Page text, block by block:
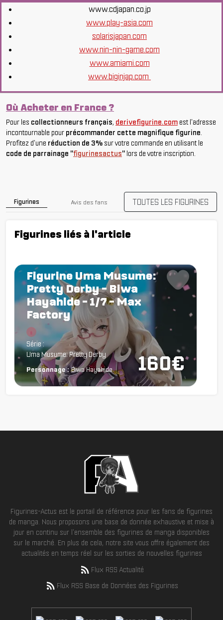
www.cdjapan.co.jp
www.play-asia.com
solarisjapan.com
www.nin-nin-game.com
www.amiami.com
www.biginjap.com
Où Acheter en France ?
Pour les collectionneurs français, derivefigurine.com est l'adresse
incontournable pour précommander cette magnifique figurine.
Profitez d'une réduction de 3% sur votre commande en utilisant le
code de parrainage "figurinesactus" lors de votre inscription.
Figurines Avis des fans TOUTES LES FIGURINES
Figurines liés à l'article
160€
Figurine Uma Musume:
Pretty Derby - Biwa
Hayahide - 1/7 - Max
Factory
Chargement...
Série :
Uma Musume: Pretty Derby
Personnage : Biwa Hayahide
Figurines-Actus est le portail de référence pour les fans de figurines
de manga. Nous proposons une base de donnée exhaustive et mise à
jour en continu sur l'ensemble des figurines de manga disponibles
sur le marché. En plus de cela, notre site vous offre également des
actualités en temps réel sur les sorties de nouvelles figurines
Flux RSS Actualité
Flux RSS Base de Données des Figurines